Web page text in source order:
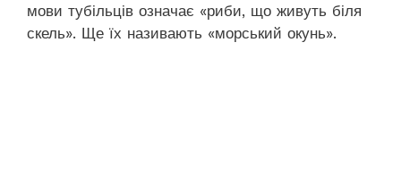
мови тубільців означає «риби, що живуть біля
скель». Ще їх називають «морський окунь».